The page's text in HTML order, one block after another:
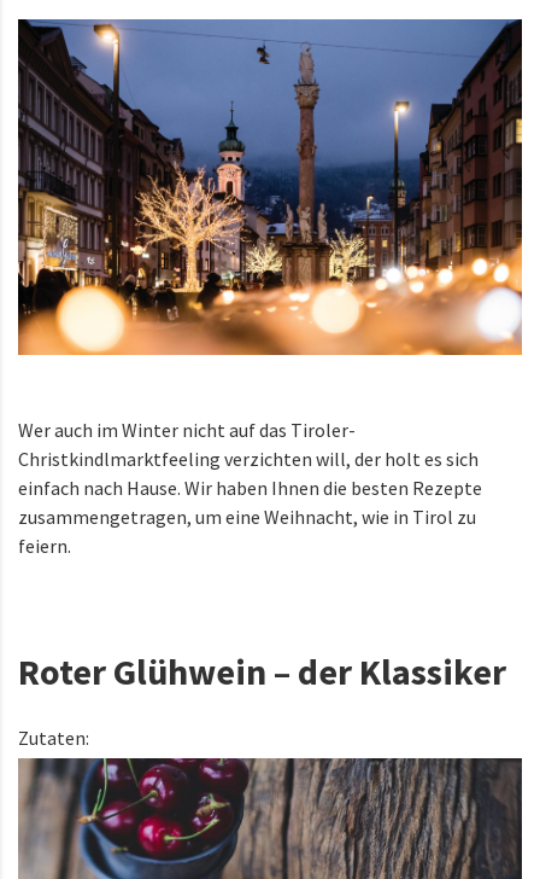
Wer auch im Winter nicht auf das Tiroler-
Christkindlmarktfeeling verzichten will, der holt es sich
einfach nach Hause. Wir haben Ihnen die besten Rezepte
zusammengetragen, um eine Weihnacht, wie in Tirol zu
feiern.
Roter Glühwein – der Klassiker
Zutaten: